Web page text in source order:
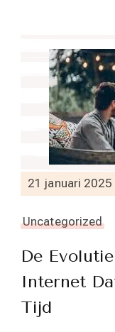
21 januari 2025
Uncategorized
De
Internet
Tijd